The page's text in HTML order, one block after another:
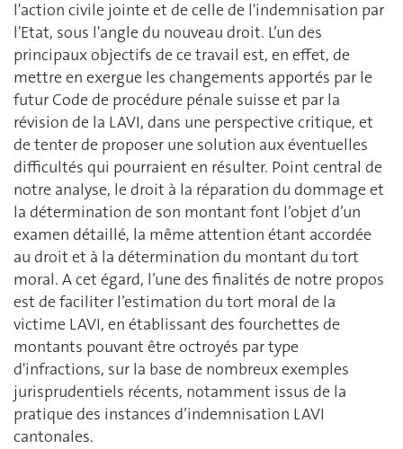
l'action civile jointe et de celle de l'indemnisation par
l'Etat, sous l'angle du nouveau droit. L’un des
principaux objectifs de ce travail est, en effet, de
mettre en exergue les changements apportés par le
futur Code de procédure pénale suisse et par la
révision de la LAVI, dans une perspective critique, et
de tenter de proposer une solution aux éventuelles
difficultés qui pourraient en résulter. Point central de
notre analyse, le droit à la réparation du dommage et
la détermination de son montant font l’objet d’un
examen détaillé, la même attention étant accordée
au droit et à la détermination du montant du tort
moral. A cet égard, l’une des finalités de notre propos
est de faciliter l’estimation du tort moral de la
victime LAVI, en établissant des fourchettes de
montants pouvant être octroyés par type
d'infractions, sur la base de nombreux exemples
jurisprudentiels récents, notamment issus de la
pratique des instances d’indemnisation LAVI
cantonales.